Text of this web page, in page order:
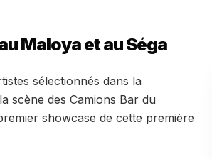
Maloya et au Séga
sélectionnés dans la
scène des Camions Bar du
showcase de cette première